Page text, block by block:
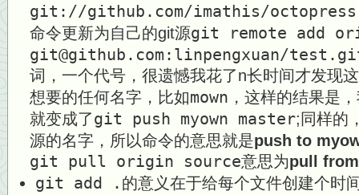
git://github.com/imathis/
命令更新为自己的git源git remote add
git@github.com:linpengxuan/
词，一个代号，很遗憾我花了n长时间才发现
想要的任何名字，比如mown ，这样的结果是
就变成了git push myown master;同样的
源的名字，所以命令的意思就是push to
git pull origin source意思为pull
git add . 的意义在于给每个文件创建个时